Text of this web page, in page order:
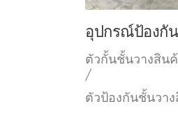
อุปกรณ์ป้องกั
ตัวกั้นชั้นวางสิน
/
ตัวป้องกันชั้นวา